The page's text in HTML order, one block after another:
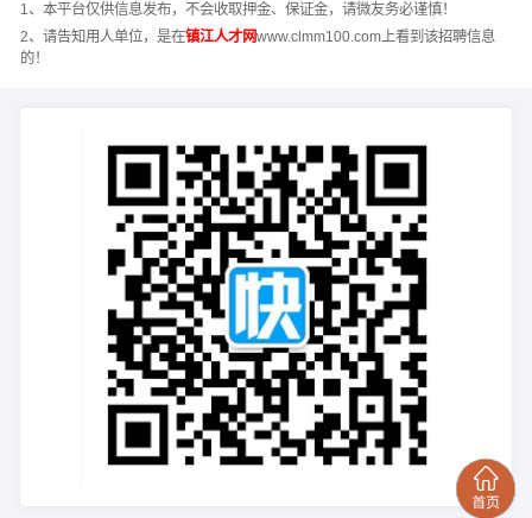
1、本平台仅供信息发布，不会收取押金、保证金，请微友务必谨慎！
2、请告知用人单位，是在镇江人才网www.clmm100.com上看到该招聘信息
的！